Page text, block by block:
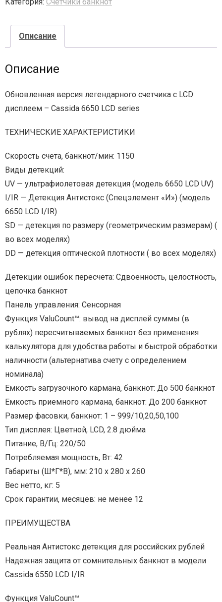
Описание
Описание
Обновленная версия легендарного счетчика с LCD
дисплеем – Cassida 6650 LCD series
ТЕХНИЧЕСКИЕ ХАРАКТЕРИСТИКИ
Скорость счета, банкнот/мин: 1150
Виды детекций:
UV — ультрафиолетовая детекция (модель 6650 LCD UV)
I/IR — Детекция Антистокс (Спецэлемент «И») (модель
6650 LCD I/IR)
SD — детекция по размеру (геометрическим размерам) (
во всех моделях)
DD — детекция оптической плотности ( во всех моделях)
Детекции ошибок пересчета: Сдвоенность, целостность,
цепочка банкнот
Панель управления: Сенсорная
Функция ValuCount™: вывод на дисплей суммы (в
рублях) пересчитываемых банкнот без применения
калькулятора для удобства работы и быстрой обработки
наличности (альтернатива счету с определением
номинала)
Емкость загрузочного кармана, банкнот: До 500 банкнот
Емкость приемного кармана, банкнот: До 200 банкнот
Размер фасовки, банкнот: 1 – 999/10,20,50,100
Тип дисплея: Цветной, LCD, 2.8 дюйма
Питание, В/Гц: 220/50
Потребляемая мощность, Вт: 42
Габариты (Ш*Г*В), мм: 210 х 280 х 260
Вес нетто, кг: 5
Срок гарантии, месяцев: не менее 12
ПРЕИМУЩЕСТВА
Реальная Антистокс детекция для российских рублей
Надежная защита от сомнительных банкнот в модели
Cassida 6550 LCD I/IR
Функция ValuCount™